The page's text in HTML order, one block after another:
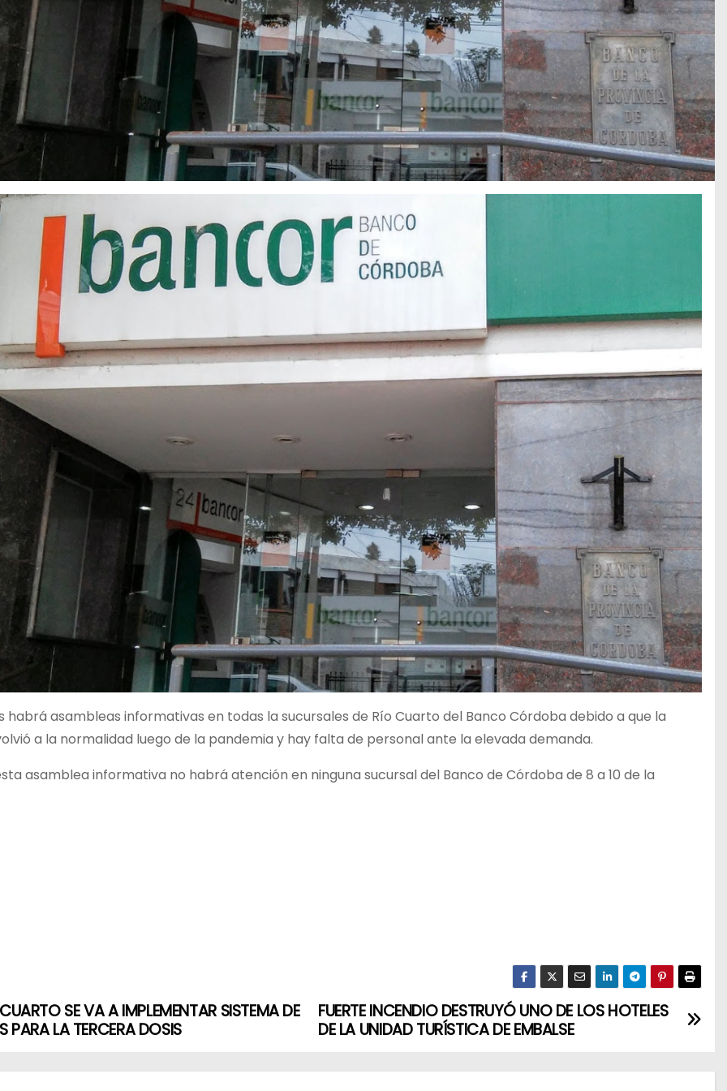
habrá asambleas informativas en todas la sucursales de Río Cuarto del Banco Córdoba debido a que la
a la normalidad luego de la pandemia y hay falta de personal ante la elevada demanda.
asamblea informativa no habrá atención en ninguna sucursal del Banco de Córdoba de 8 a 10 de la
FUERTE INCENDIO DESTRUYÓ UNO DE LOS HOTELES
DE LA UNIDAD TURÍSTICA DE EMBALSE
SE VA A IMPLEMENTAR SISTEMA DE
PARA LA TERCERA DOSIS